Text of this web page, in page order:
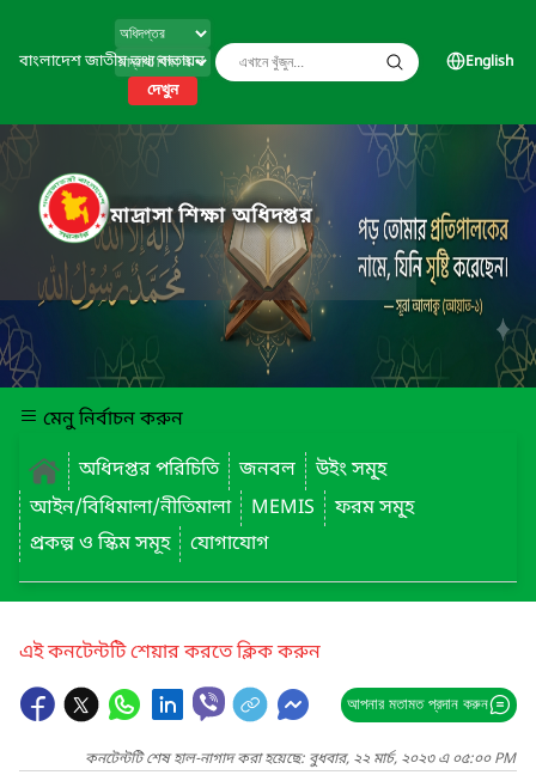
বাংলাদেশ জাতীয় তথ্য বাতায়ন
দেখুন
English
মাদ্রাসা শিক্ষা অধিদপ্তর
মেনু নির্বাচন করুন
অধিদপ্তর পরিচিতি
জনবল
উইং সমূ্হ
আইন/বিধিমালা/নীতিমালা
MEMIS
ফরম সমূ্হ
প্রকল্প ও স্কিম সমূহ
যোগাযোগ
এই কনটেন্টটি শেয়ার করতে ক্লিক করুন
আপনার মতামত প্রদান করুন
কনটেন্টটি শেষ হাল-নাগাদ করা হয়েছে: বুধবার, ২২ মার্চ, ২০২৩ এ ০৫:০০ PM